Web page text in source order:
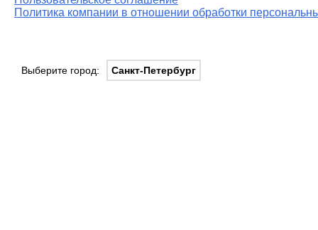
Политика компании в отношении обработки
Выберите город: Санкт-Петербург